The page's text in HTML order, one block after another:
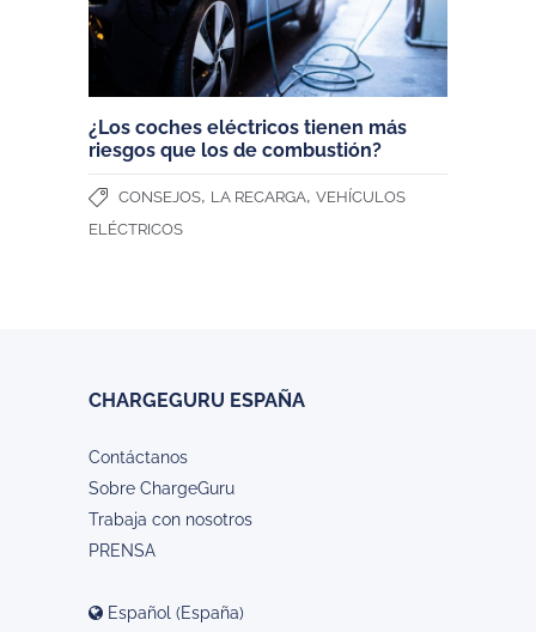
¿Los coches eléctricos tienen más
riesgos que los de combustión?
CONSEJOS, LA RECARGA, VEHÍCULOS
ELÉCTRICOS
CHARGEGURU ESPAÑA
Contáctanos
Sobre ChargeGuru
Trabaja con nosotros
PRENSA
Español (España)